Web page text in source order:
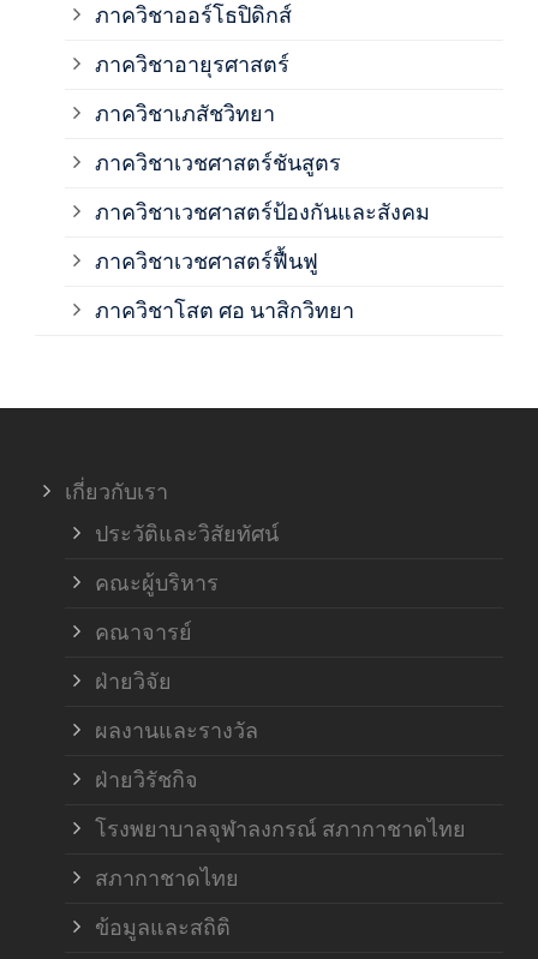
ภาควิชาออร์โธปิดิกส์
ภาควิชาอายุรศาสตร์
ภาควิชาเภสัชวิทยา
ภาควิชาเวชศาสตร์ชันสูตร
ภาควิชาเวชศาสตร์ป้องกันและสังคม
ภาควิชาเวชศาสตร์ฟื้นฟู
ภาควิชาโสต ศอ นาสิกวิทยา
เกี่ยวกับเรา
ประวัติและวิสัยทัศน์
คณะผู้บริหาร
คณาจารย์
ฝ่ายวิจัย
ผลงานและรางวัล
ฝ่ายวิรัชกิจ
โรงพยาบาลจุฬาลงกรณ์ สภากาชาดไทย
สภากาชาดไทย
ข้อมูลและสถิติ